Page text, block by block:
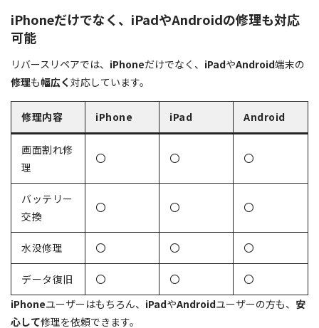
iPhoneだけでなく、iPadやAndroidの修理も対応
可能
リバースリペアでは、 iPhoneだけでなく、 iPadやAndroid端末の
修理も幅広く 対応しています。
修理内容 iPhone iPad Android
画面割れ修
理
〇 〇 〇
バッテリー
交換
〇 〇 〇
水没修理 〇 〇 〇
データ復旧 〇 〇
〇
iPhoneユーザーはもちろん、 iPadやAndroidユーザーの方も、 安
心して修理を依頼できます。